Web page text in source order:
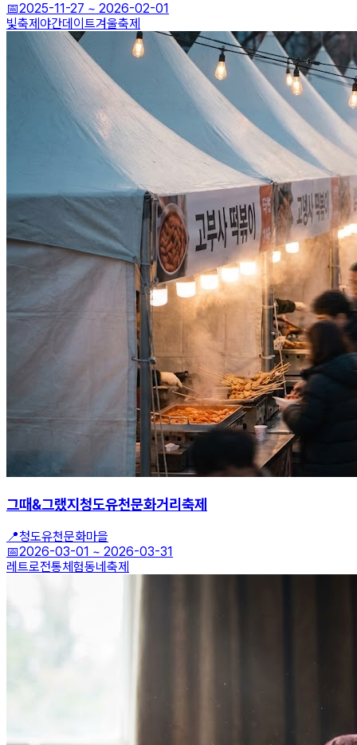
📅2025-11-27 ~ 2026-02-01
빛축제야간데이트겨울축제
그때&그랬지청도유천문화거리축제
📍청도유천문화마을
📅2026-03-01 ~ 2026-03-31
레트로전통체험동네축제